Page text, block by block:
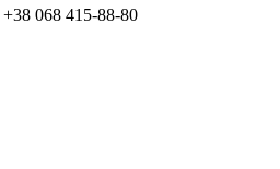
+38 068 415-88-80